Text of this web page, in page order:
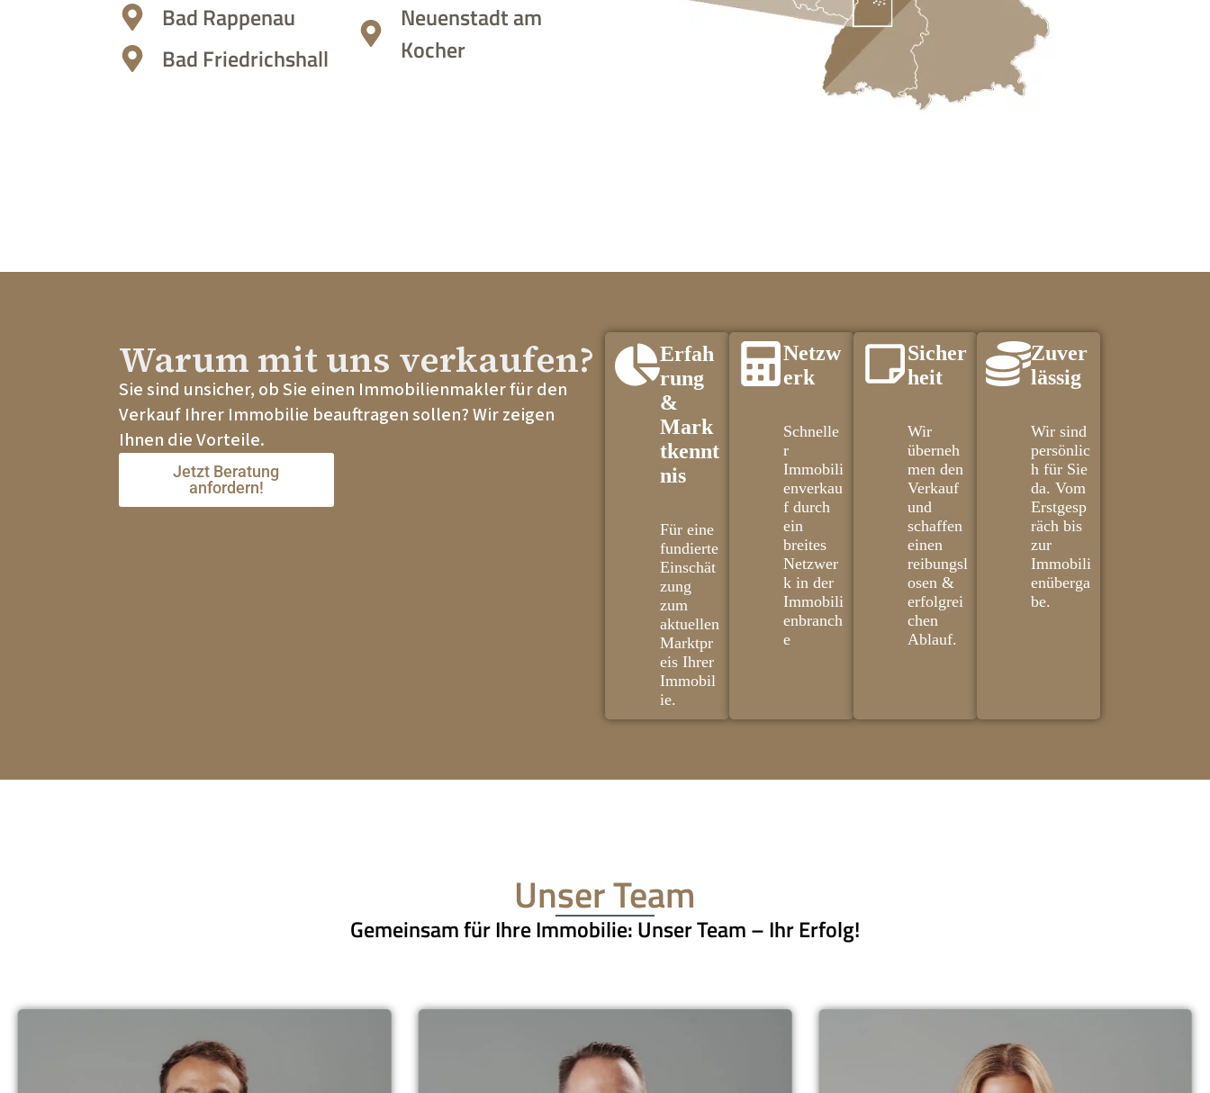
Bad Rappenau
Bad Friedrichshall
Neuenstadt am
Kocher
Warum mit uns verkaufen?
Sie sind unsicher, ob Sie einen Immobilienmakler für den
Verkauf Ihrer Immobilie beauftragen sollen? Wir zeigen
Ihnen die Vorteile.
Jetzt Beratung
anfordern!
Erfah
rung
&
Mark
tkennt
nis
Für eine
fundierte
Einschät
zung
zum
aktuellen
Marktpr
eis Ihrer
Immobil
ie.
Netzw
erk
Schnelle
r
Immobili
enverkau
f durch
ein
breites
Netzwer
k in der
Immobili
enbranch
e
Sicher
heit
Wir
überneh
men den
Verkauf
und
schaffen
einen
reibungsl
osen &
erfolgrei
chen
Ablauf.
Zuver
lässig
Wir sind
persönlic
h für Sie
da. Vom
Erstgesp
räch bis
zur
Immobili
enüberga
be.
Unser Team
Gemeinsam für Ihre Immobilie: Unser Team – Ihr Erfolg!